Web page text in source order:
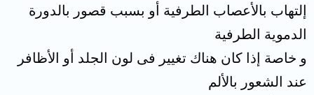
إلتهاب بالأعصاب الطرفية أو بسبب قصور بالدورة
الدموية الطرفية
و خاصة إذا كان هناك تغيير فى لون الجلد أو الأظافر
عند الشعور بالألم